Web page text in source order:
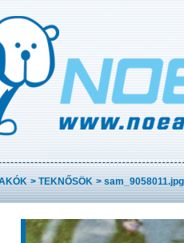
>TEKNŐSÖK >sam_9058011.jpg